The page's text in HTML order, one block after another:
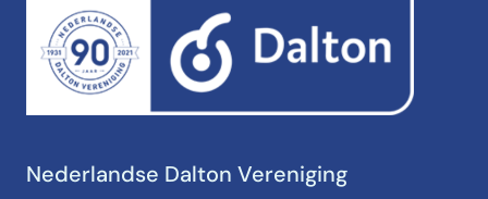
Nederlandse Dalton Vereniging